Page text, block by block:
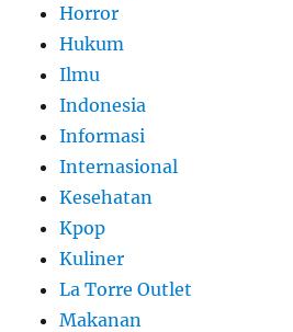
Horror
Hukum
Ilmu
Indonesia
Informasi
Internasional
Kesehatan
Kpop
Kuliner
La Torre Outlet
Makanan